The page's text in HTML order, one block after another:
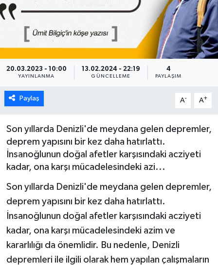
20.03.2023 - 10:00
YAYINLANMA
13.02.2024 - 22:19
GÜNCELLEME
4
PAYLAŞIM
Paylaş A- A+
Son yıllarda Denizli'de meydana gelen depremler,
deprem yapısını bir kez daha hatırlattı.
İnsanoğlunun doğal afetler karşısındaki acziyeti
kadar, ona karşı mücadelesindeki azi...
Son yıllarda Denizli'de meydana gelen depremler,
deprem yapısını bir kez daha hatırlattı.
İnsanoğlunun doğal afetler karşısındaki acziyeti
kadar, ona karşı mücadelesindeki azim ve
kararlılığı da önemlidir. Bu nedenle, Denizli
depremleri ile ilgili olarak hem yapılan çalışmaların
DTO
RESMİ REKLAM